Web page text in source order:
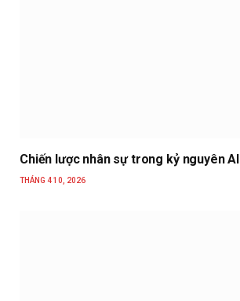
Chiến lược nhân sự trong kỷ nguyên AI
THÁNG 4 10, 2026